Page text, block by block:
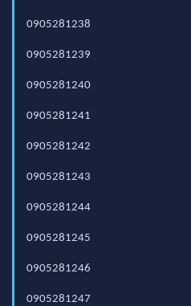
0905281238
0905281239
0905281240
0905281241
0905281242
0905281243
0905281244
0905281245
0905281246
0905281247